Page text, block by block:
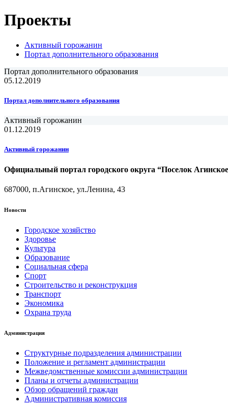
Проекты
Активный горожанин
Портал дополнительного образования
Портал дополнительного образования
05.12.2019
Портал дополнительного образования
Активный горожанин
01.12.2019
Активный горожанин
Официальный портал городского округа “Поселок
687000, п.Агинское, ул.Ленина, 43
Новости
Городское хозяйство
Здоровье
Культура
Образование
Социальная сфера
Спорт
Строительство и реконструкция
Транспорт
Экономика
Охрана труда
Администрация
Структурные подразделения администрации
Положение и регламент администрации
Межведомственные комиссии администрации
Планы и отчеты администрации
Обзор обращений граждан
Административная комиссия